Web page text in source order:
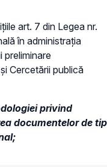
art. 7 din Legea nr.
în administraţia
preliminare
Cercetării publică
privind
documentelor de tip